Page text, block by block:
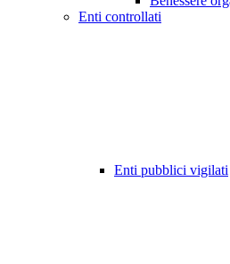
Enti controllati
Enti pubblici vigilati